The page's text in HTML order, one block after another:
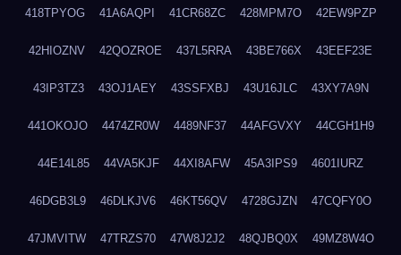
418TPYOG 41A6AQPI 41CR68ZC 428MPM7O 42EW9PZP
42HIOZNV 42QOZROE 437L5RRA 43BE766X 43EEF23E
43IP3TZ3 43OJ1AEY 43SSFXBJ 43U16JLC 43XY7A9N
441OKOJO 4474ZR0W 4489NF37 44AFGVXY 44CGH1H9
44E14L85 44VA5KJF 44XI8AFW 45A3IPS9 4601IURZ
46DGB3L9 46DLKJV6 46KT56QV 4728GJZN 47CQFY0O
47JMVITW 47TRZS70 47W8J2J2 48QJBQ0X 49MZ8W4O